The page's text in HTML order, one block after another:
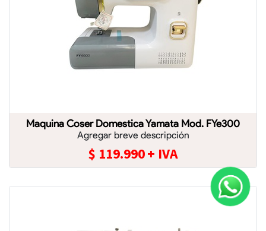
Maquina Coser Domestica Yamata Mod. FYe300
Agregar breve descripción
$ 119.990+ IVA